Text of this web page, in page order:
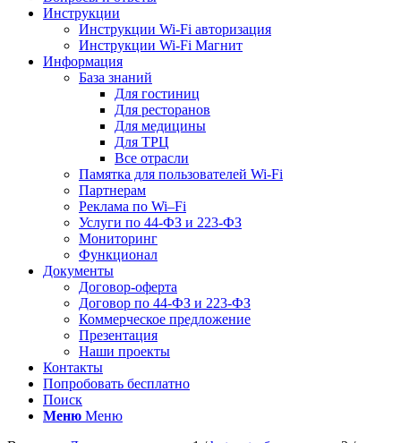
Инструкции
Инструкции Wi-Fi авторизация
Инструкции Wi-Fi Магнит
Информация
База знаний
Для гостиниц
Для ресторанов
Для медицины
Для ТРЦ
Все отрасли
Памятка для пользователей Wi-Fi
Партнерам
Реклама по Wi–Fi
Услуги по 44-ФЗ и 223-ФЗ
Мониторинг
Функционал
Документы
Договор-оферта
Договор по 44-ФЗ и 223-ФЗ
Коммерческое предложение
Презентация
Наши проекты
Контакты
Попробовать бесплатно
Поиск
Меню Меню